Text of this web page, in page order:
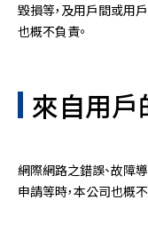
毀損等，及用戶間或用
也概不負責。
來自用戶
網際網路之錯誤、故障
申請等時，本公司也概不